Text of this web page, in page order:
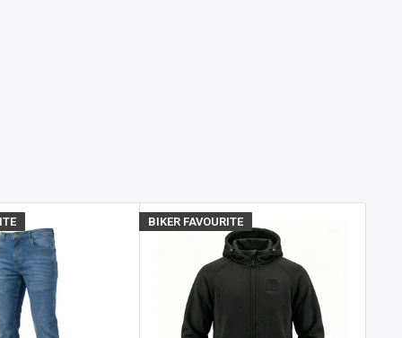
BIKER FAVOURITE